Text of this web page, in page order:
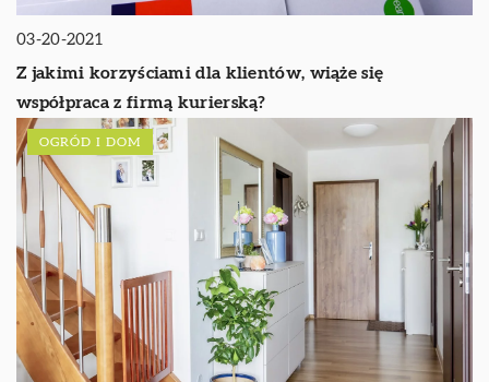
03-20-2021
Z jakimi korzyściami dla klientów, wiąże się
współpraca z firmą kurierską?
OGRÓD I DOM